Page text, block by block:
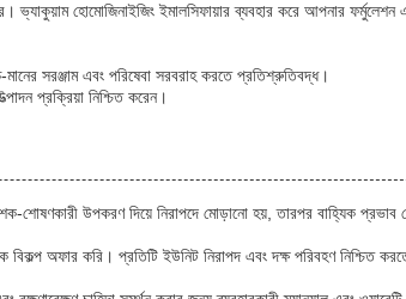
ভ্যাকুয়াম হোমোজিনাইজিং ইমালসিফায়ার ব্যবহার করে আপনার ফর্মুলেশন
সরঞ্জাম এবং পরিষেবা সরবরাহ করতে প্রতিশ্রুতিবদ্ধ।
প্রক্রিয়া নিশ্চিত করেন।
শক-শোষণকারী উপকরণ দিয়ে নিরাপদে মোড়ানো হয়, তারপর বাহ্যিক
অফার করি। প্রতিটি ইউনিট নিরাপদ এবং দক্ষ পরিবহণ নিশ্চিত করতে